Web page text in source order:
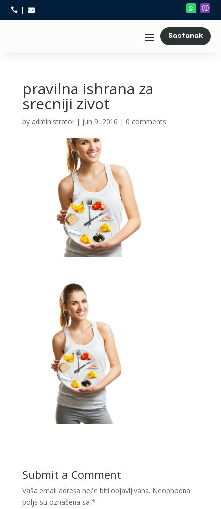
 
Sastanak
pravilna ishrana za
srecniji zivot
by administrator| jun 9, 2016 | 0 comments
Submit a Comment
Vaša email adresa neće biti objavljivana. Neophodna
polja su označena sa *